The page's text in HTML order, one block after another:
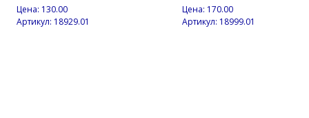
Цена: 130.00
Артикул: 18929.01
Цена: 170.00
Артикул: 18999.01